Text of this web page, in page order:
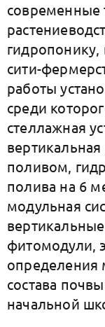
современные
гидропонику,
сити-
работы
среди
стеллажная
поливом,
полива на 6
модульная
фитомодули,
определения
состава
начальной